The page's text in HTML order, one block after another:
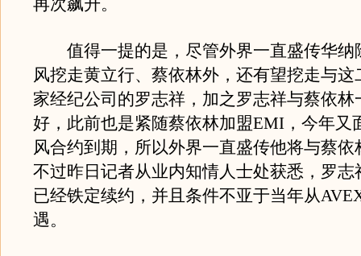
再次飙升。
值得一提的是，尽管外界一直盛传华纳
风挖走黄立行、蔡依林外，还有望挖走与这
家经纪公司的罗志祥，加之罗志祥与蔡依林
好，此前也是紧随蔡依林加盟EMI，今年又
风合约到期，所以外界一直盛传他将与蔡依
不过昨日记者从业内知情人士处获悉，罗志
已经铁定续约，并且条件不亚于当年从
遇。